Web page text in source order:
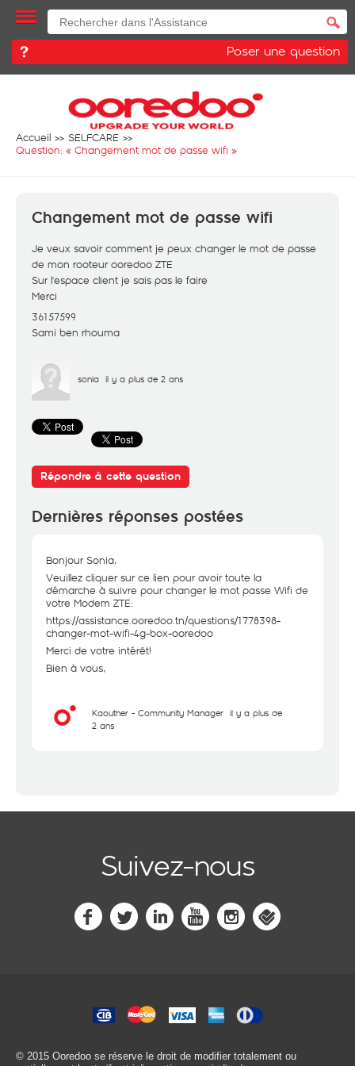
Poser une question
Accueil
SELFCARE
Question: « Changement mot de passe wifi »
Changement mot de passe wifi
Je veux savoir comment je peux changer le mot de passe
de mon rooteur ooredoo ZTE
Sur l'espace client je sais pas le faire
Merci
36157599
Sami ben rhouma
sonia il y a plus de 2 ans
Répondre à cette question
Dernières réponses postées
Bonjour Sonia,
Veuillez cliquer sur ce lien pour avoir toute la
démarche à suivre pour changer le mot passe Wifi de
votre Modem ZTE:
https://assistance.ooredoo.tn/questions/1778398-
changer-mot-wifi-4g-box-ooredoo
Merci de votre intérêt!
Bien à vous,
Kaouther - Community Manager il y a plus de
2 ans
Suivez-nous
© 2015 Ooredoo se réserve le droit de modifier totalement ou